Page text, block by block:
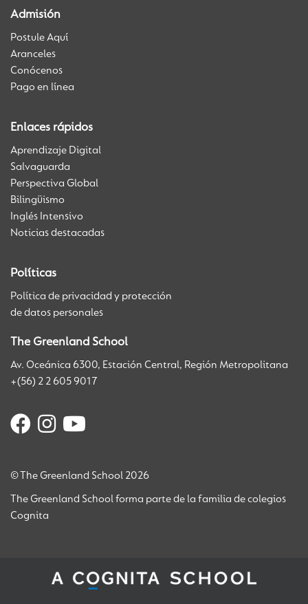
Admisión
Postule Aquí
Aranceles
Conócenos
Pago en línea
Enlaces rápidos
Aprendizaje Digital
Salvaguarda
Perspectiva Global
Bilingüismo
Inglés Intensivo
Noticias destacadas
Políticas
Política de privacidad y protección
de datos personales
The Greenland School
Av. Oceánica 6300, Estación Central, Región Metropolitana
+(56) 2 2 605 9017
© The Greenland School 2026
The Greenland School forma parte de la familia de colegios
Cognita